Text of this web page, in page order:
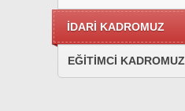
İDARİ KADROMUZ
EĞİTİMCİ KADROMUZ